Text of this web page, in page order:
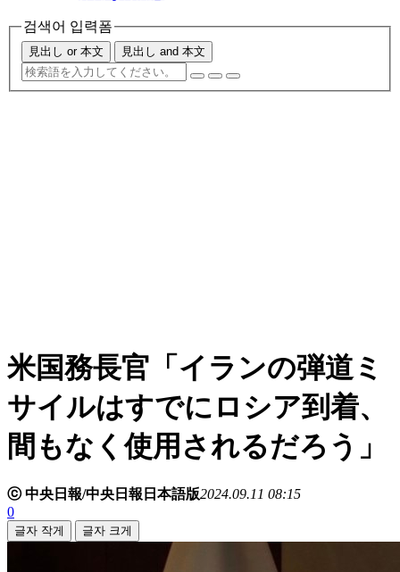
검색어 입력폼
見出し or 本文 見出し and 本文
米国務長官「イランの弾道ミ
サイルはすでにロシア到着、
間もなく使用されるだろう」
ⓒ 中央日報/中央日報日本語版2024.09.11 08:15
0
글자 작게 글자 크게